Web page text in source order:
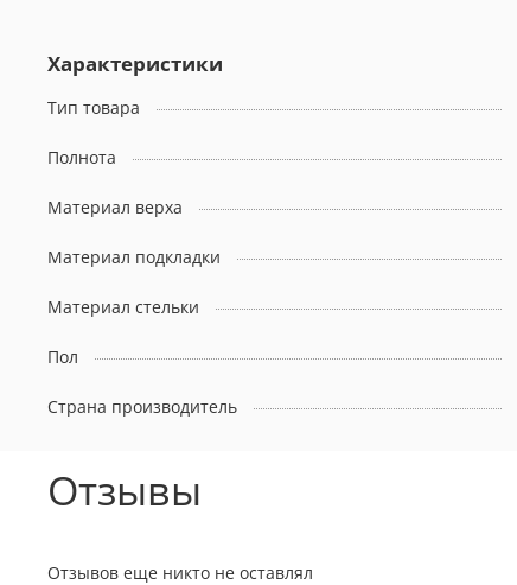
Характеристики
Тип товара
Полнота
Материал верха
Материал подкладки
Материал стельки
Пол
Страна производитель
Отзывы
Отзывов еще никто не оставлял